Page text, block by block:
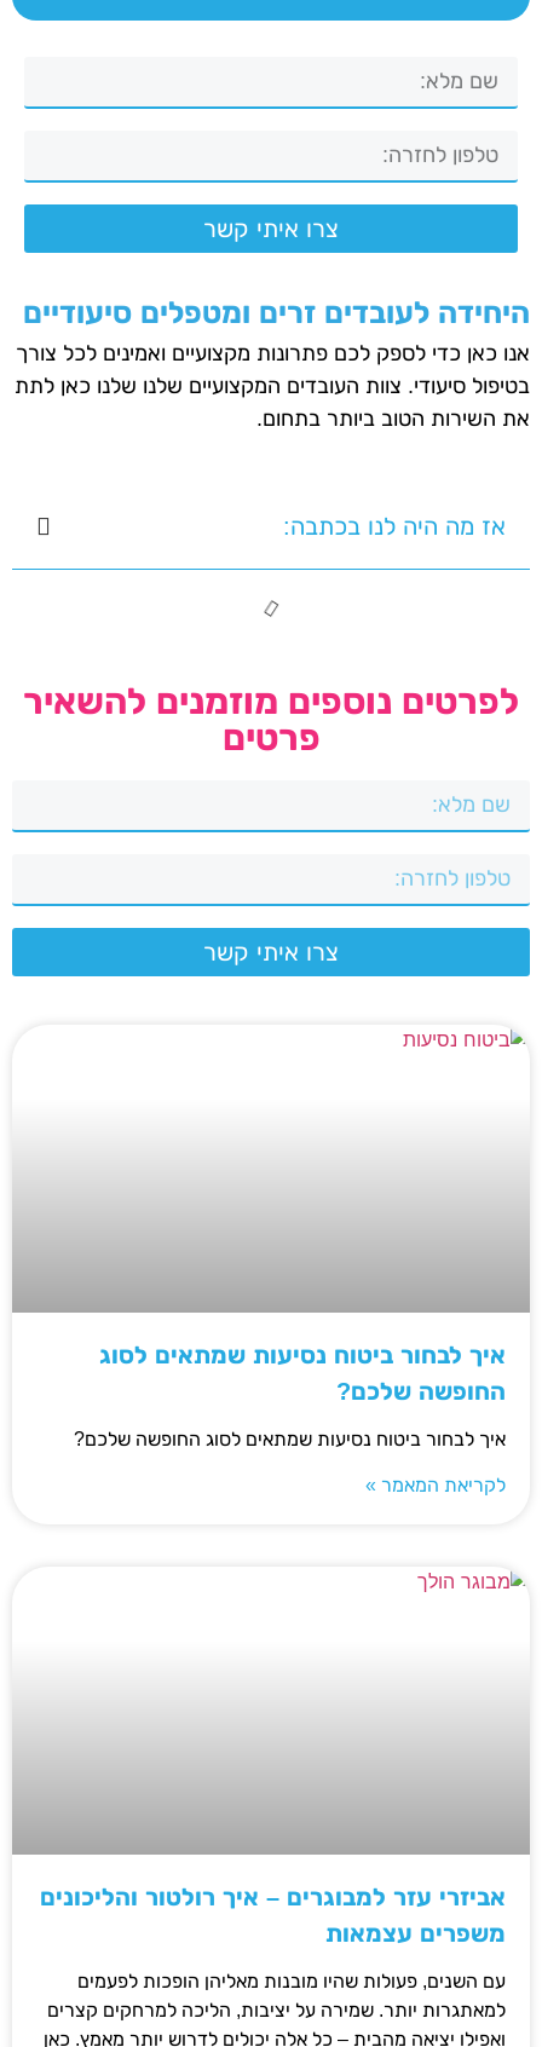
צרו איתי קשר
היחידה לעובדים זרים ומטפלים סיעודיים
אנו כאן כדי לספק לכם פתרונות מקצועיים ואמינים לכל צורך
בטיפול סיעודי. צוות העובדים המקצועיים שלנו שלנו כאן לתת
את השירות הטוב ביותר בתחום.
אז מה היה לנו בכתבה:
לפרטים נוספים מוזמנים להשאיר
פרטים
צרו איתי קשר
איך לבחור ביטוח נסיעות שמתאים לסוג
החופשה שלכם?
איך לבחור ביטוח נסיעות שמתאים לסוג החופשה שלכם?
לקריאת המאמר »
אביזרי עזר למבוגרים – איך רולטור והליכונים
משפרים עצמאות
עם השנים, פעולות שהיו מובנות מאליהן הופכות לפעמים
למאתגרות יותר. שמירה על יציבות, הליכה למרחקים קצרים
ואפילו יציאה מהבית – כל אלה יכולים לדרוש יותר מאמץ. כאן